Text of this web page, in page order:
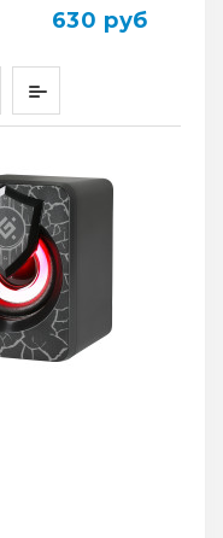
630 руб